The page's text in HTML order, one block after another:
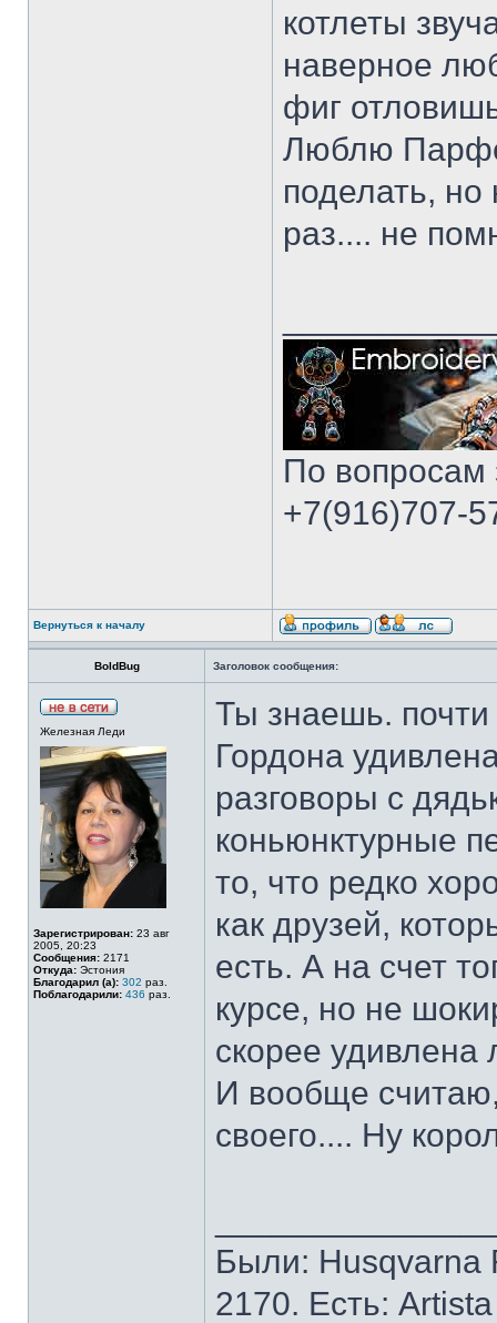
котлеты
наверное
фиг
Люблю
поделать,
раз.... не
По вопросам
+7(916)707-
Вернуться к началу
BoldBug Заголовок сообщения:
Железная Леди
Зарегистрирован: 23 авг
2005, 20:23
Сообщения: 2171
Откуда: Эстония
Благодарил (а): 302 раз.
Поблагодарили: 436 раз.
Ты знаешь. почти
Гордона
разговоры с
коньюнктурные
то, что редко
как друзей,
есть. А на счет
курсе, но не
скорее
И вообще
своего.... Ну
Были: Husqvarna
2170. Есть: